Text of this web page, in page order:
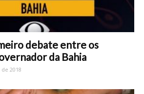
debate entre os
da Bahia
2018